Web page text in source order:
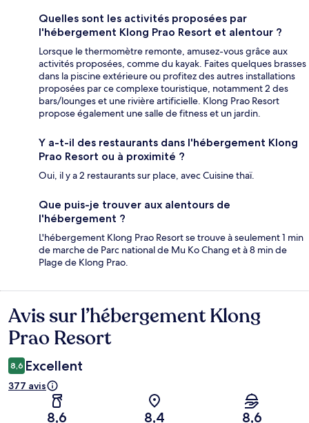
Quelles sont les activités proposées par
l'hébergement Klong Prao Resort et alentour ?
Lorsque le thermomètre remonte, amusez-vous grâce aux
activités proposées, comme du kayak. Faites quelques brasses
dans la piscine extérieure ou profitez des autres installations
proposées par ce complexe touristique, notamment 2 des
bars/lounges et une rivière artificielle. Klong Prao Resort
propose également une salle de fitness et un jardin.
Y a-t-il des restaurants dans l'hébergement Klong
Prao Resort ou à proximité ?
Oui, il y a 2 restaurants sur place, avec Cuisine thaï.
Que puis-je trouver aux alentours de
l'hébergement ?
L'hébergement Klong Prao Resort se trouve à seulement 1 min
de marche de Parc national de Mu Ko Chang et à 8 min de
Plage de Klong Prao.
Avis
Avis sur l’hébergement Klong
Prao Resort
8,6 Excellent
377 avis
8,6 8,4 8,6